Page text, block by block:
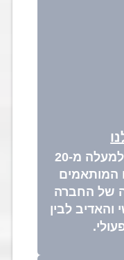
חברת הסעות רון גל מתמחה למעלה מ-20
המותאמים
של החברה
והאדיב לבין